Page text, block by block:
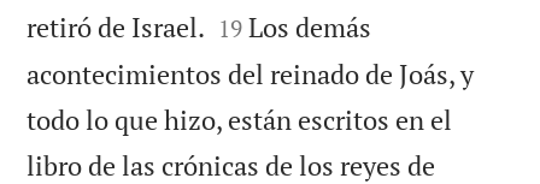
retiró de Israel. 

19 Los demás
acontecimientos del reinado de Joás, y
todo lo que hizo, están escritos en el
libro de las crónicas de los reyes de